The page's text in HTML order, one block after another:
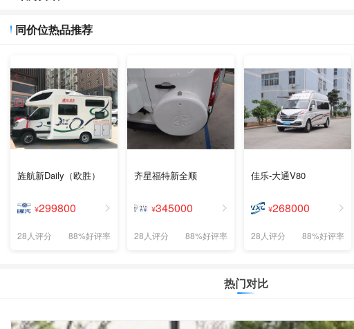
同价位热品推荐
旌航新Daily（欧胜）
¥299800
88%好评率
28人评分
齐星福特新全顺
¥345000
88%好评率
28人评分
佳乐-大通V80
¥268000
88%好评率
28人评分
热门对比